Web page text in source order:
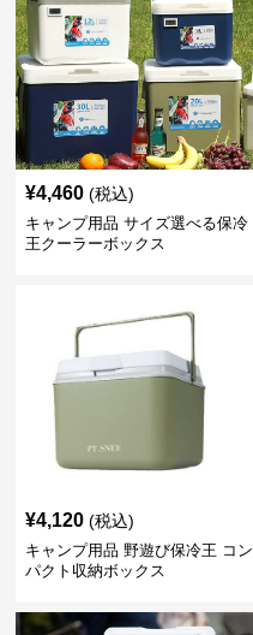
¥4,460 (税込)
キャンプ用品 サイズ選べる保冷
王クーラーボックス
¥4,120 (税込)
キャンプ用品 野遊び保冷王 コン
パクト収納ボックス